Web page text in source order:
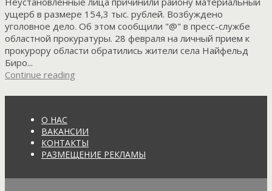
ущерб в размере 154,3 тыс. рублей. Возбуждено
уголовное дело. Об этом сообщили "@" в пресс-службе
областной прокуратуры. 28 февраля на личный прием к
прокурору области обратились жители села Найфельд
Биро...
Continue reading
О НАС
ВАКАНСИИ
КОНТАКТЫ
РАЗМЕЩЕНИЕ РЕКЛАМЫ